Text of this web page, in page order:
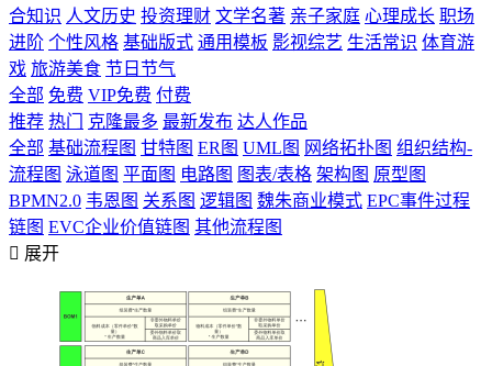
合知识 人文历史 投资理财 文学名著 亲子家庭 心理成长 职场
进阶 个性风格 基础版式 通用模板 影视综艺 生活常识 体育游
戏 旅游美食 节日节气
全部 免费 VIP免费 付费
推荐 热门 克隆最多 最新发布 达人作品
全部 基础流程图 甘特图 ER图 UML图 网络拓扑图 组织结构-
流程图 泳道图 平面图 电路图 图表/表格 架构图 原型图
BPMN2.0 韦恩图 关系图 逻辑图 魏朱商业模式 EPC事件过程
链图 EVC企业价值链图 其他流程图
 展开